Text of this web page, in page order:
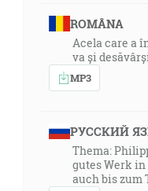
ROMÂNA
Acela care a
va și
MP3
РУССКИЙ
Thema:
gutes Werk
auch bis zum